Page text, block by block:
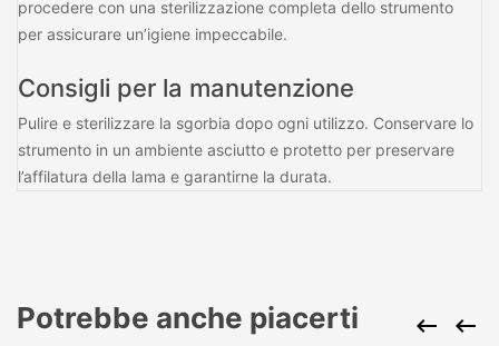
procedere con una sterilizzazione completa dello strumento
per assicurare un’igiene impeccabile.
Consigli per la manutenzione
Pulire e sterilizzare la sgorbia dopo ogni utilizzo. Conservare lo
strumento in un ambiente asciutto e protetto per preservare
l’affilatura della lama e garantirne la durata.
Potrebbe anche piacerti  